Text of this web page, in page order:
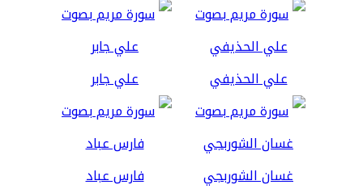
علي الحذيفي علي جابر
غسان الشوربجي فارس عباد